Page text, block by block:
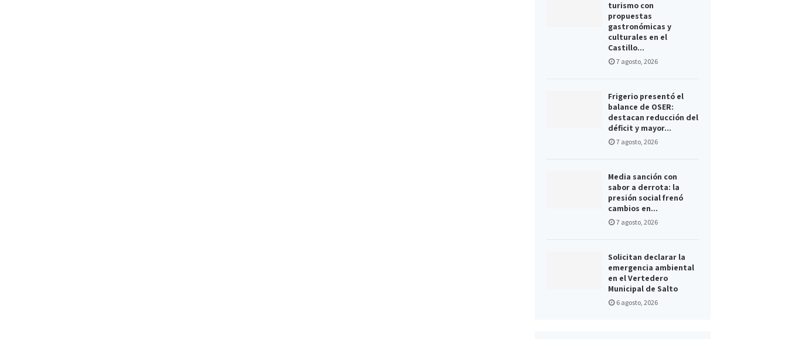
turismo con
propuestas
gastronómicas y
culturales en el
Castillo...
7 agosto, 2026
Frigerio presentó el
balance de OSER:
destacan reducción del
déficit y mayor...
7 agosto, 2026
Media sanción con
sabor a derrota: la
presión social frenó
cambios en...
7 agosto, 2026
Solicitan declarar la
emergencia ambiental
en el Vertedero
Municipal de Salto
6 agosto, 2026